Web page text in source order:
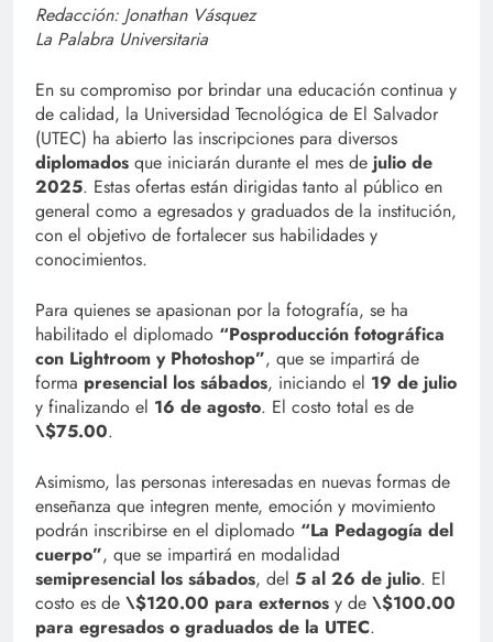
Redacción: Jonathan Vásquez
La Palabra Universitaria
En su compromiso por brindar una educación continua y
de calidad, la Universidad Tecnológica de El Salvador
(UTEC) ha abierto las inscripciones para diversos
diplomados que iniciarán durante el mes de julio de
2025. Estas ofertas están dirigidas tanto al público en
general como a egresados y graduados de la institución,
con el objetivo de fortalecer sus habilidades y
conocimientos.
Para quienes se apasionan por la fotografía, se ha
habilitado el diplomado “Posproducción fotográfica
con Lightroom y Photoshop”, que se impartirá de
forma presencial los sábados, iniciando el 19 de julio
y finalizando el 16 de agosto. El costo total es de
\$75.00.
Asimismo, las personas interesadas en nuevas formas de
enseñanza que integren mente, emoción y movimiento
podrán inscribirse en el diplomado “La Pedagogía del
cuerpo”, que se impartirá en modalidad
semipresencial los sábados, del 5 al 26 de julio. El
costo es de \$120.00 para externos y de \$100.00
para egresados o graduados de la UTEC.